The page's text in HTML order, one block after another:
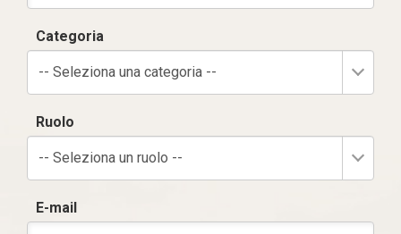
Categoria
-- Seleziona una categoria --
Ruolo
-- Seleziona un ruolo --
E-mail